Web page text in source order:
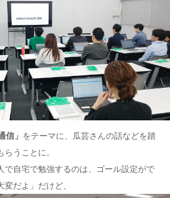
信」 をテーマに、瓜芸さんの話などを踏
うことに。
で自宅で勉強するのは、ゴール設定がで
だよ」だけど、